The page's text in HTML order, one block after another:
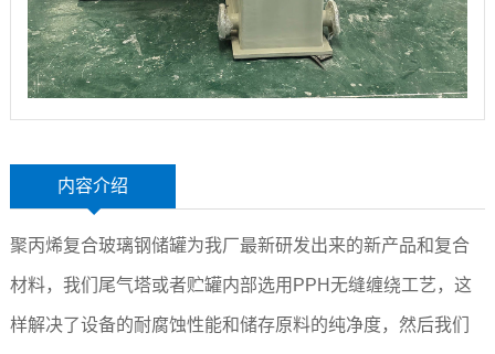
内容介绍
聚丙烯复合玻璃钢储罐为我厂最新研发出来的新产品和复合
材料，我们尾气塔或者贮罐内部选用PPH无缝缠绕工艺，这
样解决了设备的耐腐蚀性能和储存原料的纯净度，然后我们